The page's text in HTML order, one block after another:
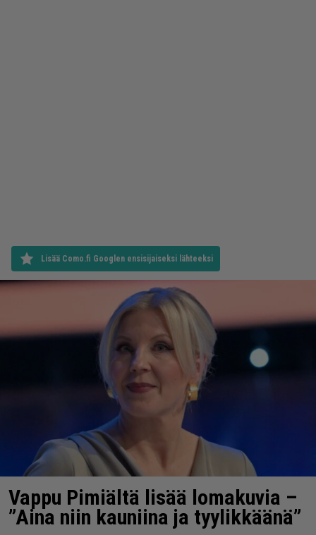
Lisää Como.fi Googlen ensisijaiseksi lähteeksi
Vappu Pimiältä lisää lomakuvia –
”Aina niin kauniina ja tyylikkäänä”